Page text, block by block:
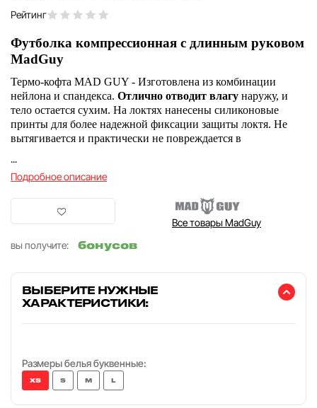
Рейтинг
Футболка компрессионная с длинным руковом
MadGuy
Термо-кофта MAD GUY - Изготовлена из комбинации
нейлона и спандекса. Отлично отводит влагу наружу, и
тело остается сухим. На локтях нанесены силиконовые
принты для более надежной фиксации защиты локтя. Не
вытягивается и практически не повреждается в
...
Подробное описание
Все товары MadGuy
вы получите:
бонусов
ВЫБЕРИТЕ НУЖНЫЕ
ХАРАКТЕРИСТИКИ:
Размеры белья буквенные:
XS S M L